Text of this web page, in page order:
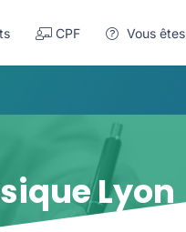
CPF Vous êtes
Lyon